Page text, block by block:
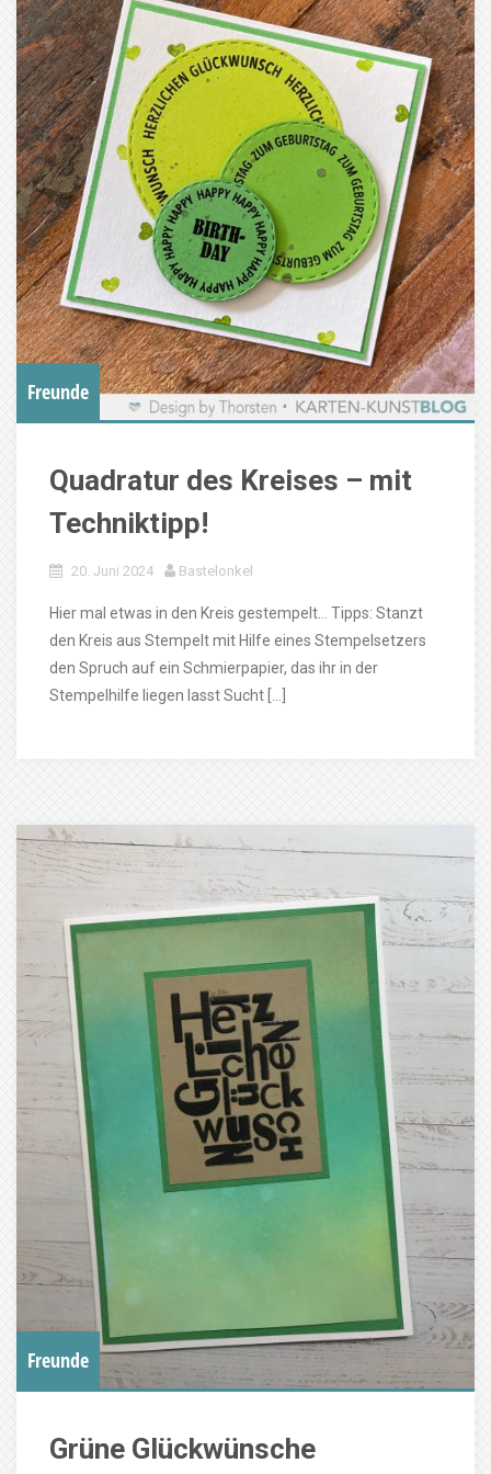
Freunde
Quadratur des Kreises – mit
Techniktipp!
20. Juni 2024 Bastelonkel
Hier mal etwas in den Kreis gestempelt… Tipps: Stanzt
den Kreis aus Stempelt mit Hilfe eines Stempelsetzers
den Spruch auf ein Schmierpapier, das ihr in der
Stempelhilfe liegen lasst Sucht […]
Freunde
Grüne Glückwünsche